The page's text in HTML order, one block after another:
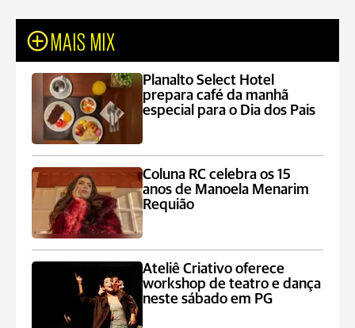
MAIS MIX
Planalto Select Hotel
prepara café da manhã
especial para o Dia dos Pais
Coluna RC celebra os 15
anos de Manoela Menarim
Requião
Ateliê Criativo oferece
workshop de teatro e dança
neste sábado em PG